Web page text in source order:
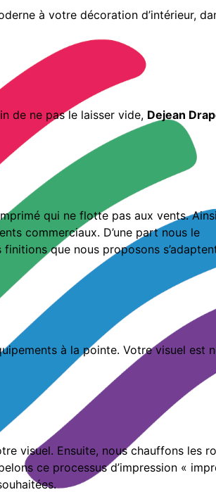
à votre décoration d’intérieur,
de ne pas le laisser vide, Dejean
qui ne flotte pas aux vents.
commerciaux. D’une part nous le
que nous proposons
à la pointe. Votre visuel est
visuel. Ensuite, nous chauffons les
ce processus d’impression «